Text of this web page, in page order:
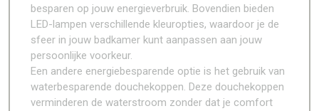
besparen op jouw energieverbruik. Bovendien bieden
LED-lampen verschillende kleuropties, waardoor je de
sfeer in jouw badkamer kunt aanpassen aan jouw
persoonlijke voorkeur.
Een andere energiebesparende optie is het gebruik van
waterbesparende douchekoppen. Deze douchekoppen
verminderen de waterstroom zonder dat je comfort